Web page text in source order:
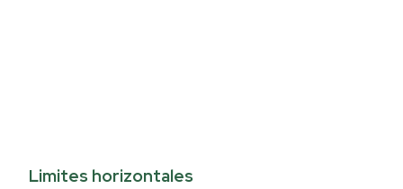
Limites horizontales